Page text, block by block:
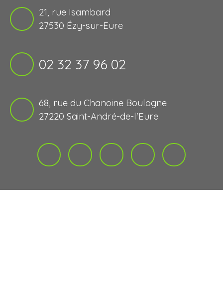
21, rue Isambard
27530 Ézy-sur-Eure
02 32 37 96 02
68, rue du Chanoine Boulogne
27220 Saint-André-de-l'Eure